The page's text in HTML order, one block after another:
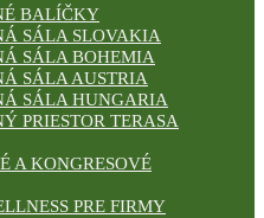
BALÍČKY
SÁLA SLOVAKIA
SÁLA BOHEMIA
SÁLA AUSTRIA
SÁLA HUNGARIA
PRIESTOR TERASA
A KONGRESOVÉ
PRE FIRMY